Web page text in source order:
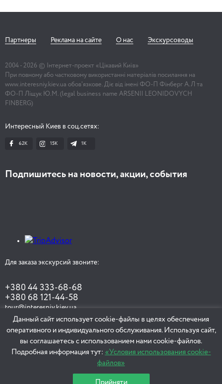
Партнеры Реклама на сайте О нас Экскурсоводы
2004 - 2026 © Інтернет-проект «Цікавий Київ»
При повному або частковому використанні матеріалів посилання на
www.interesniy.kiev.ua обов'язкове. Діє від імені ФО-П Фінберг А.Л та
ФО-П Ліщук Ю.М. (legal business name ARSENII LEONIDOVYCH
FINBERG)
Интересный Киев в соц.сетях:
62K 15K 1К
Подпишитесь на новости, акции, события
Для заказа экскурсий звоните:
+380 44 333-68-68
+380 68 121-44-58
tour@interesniy.kiev.ua
ЗАКАЗАТЬ ЭКСКУРСИЮ
Данный сайт использует cookie-файлы в целях обеспечения
оперативного и индивидуального обслуживания. Используя сайт,
вы соглашаетесь с использованием нами cookie-файлов.
Подробная информация тут: «Условия использования cookie-
файлов»
Прийняти